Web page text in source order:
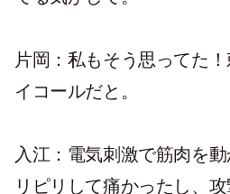
片岡：私もそう思ってた
イコールだと。
入江：電気刺激で筋肉を
リピリして痛かったし、